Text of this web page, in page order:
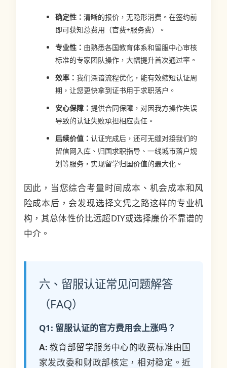
确定性： 清晰的报价，无隐形消费。在签约前
即可获知总费用（官费+服务费）。
专业性： 由熟悉各国教育体系和留服中心审核
标准的专家团队操作，大幅提升首次通过率。
效率： 我们深谙流程优化，能有效缩短认证周
期，让您更快拿到证书用于求职落户。
安心保障： 提供合同保障，对因我方操作失误
导致的认证失败承担相应责任。
后续价值： 认证完成后，还可无缝对接我们的
留信网入库、归国求职指导、一线城市落户规
划等服务，实现留学归国价值的最大化。
因此，当您综合考量时间成本、机会成本和风
险成本后，会发现选择文凭之路这样的专业机
构，其总体性价比远超DIY或选择廉价不靠谱的
中介。
六、留服认证常见问题解答
（FAQ）
Q1: 留服认证的官方费用会上涨吗？
A: 教育部留学服务中心的收费标准由国
家发改委和财政部核定，相对稳定。近